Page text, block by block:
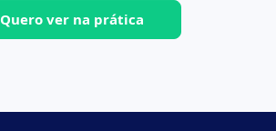
Quero ver na prática